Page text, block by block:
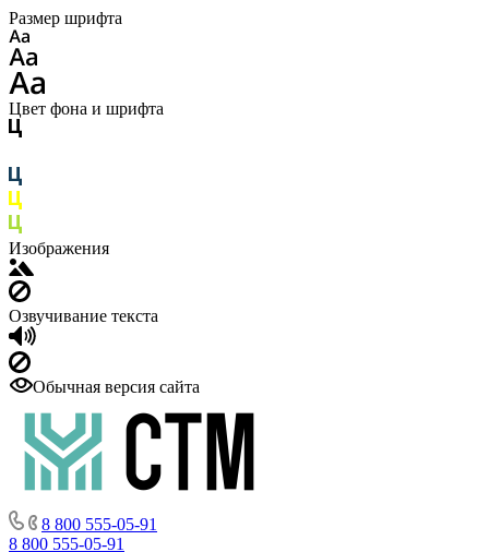
Размер шрифта
Цвет фона и шрифта
Изображения
Озвучивание текста
Обычная версия сайта
8 800 555-05-91
8 800 555-05-91